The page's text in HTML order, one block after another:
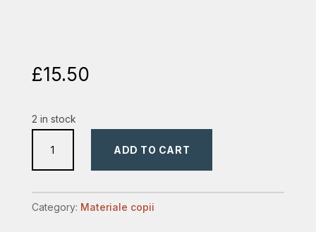
£15.50
2 in stock
clasica
copii
quantity
ADD TO CART
Category: Materiale copii